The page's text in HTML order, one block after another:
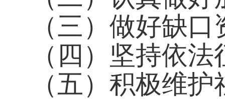
（三）做好缺
（四）坚持依
（五）积极维